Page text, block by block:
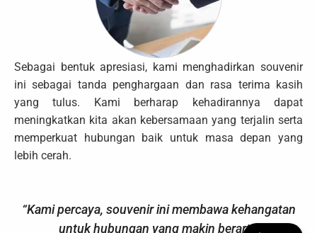
Sebagai bentuk apresiasi, kami menghadirkan souvenir
ini sebagai tanda penghargaan dan rasa terima kasih
yang tulus. Kami berharap kehadirannya dapat
meningkatkan kita akan kebersamaan yang terjalin serta
memperkuat hubungan baik untuk masa depan yang
lebih cerah.
“Kami percaya, souvenir ini membawa kehangatan
untuk hubungan yang makin berarti”